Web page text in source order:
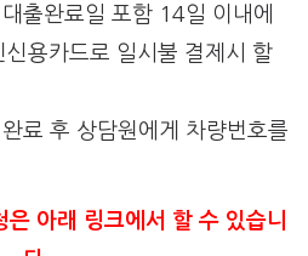
대출완료일 포함 14일 이내에
신용카드로 일시불 결제시 할
료 후 상담원에게 차량번호를
아래 링크에서 할 수 있습니